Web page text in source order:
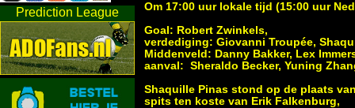
Prediction League
Om 17:00 uur lokale tijd (15:00 uur
Goal: Robert Zwinkels,
verdediging: Giovanni Troupée,
Middenveld: Danny Bakker, Lex
aanval: Sheraldo Becker, Yuning
Shaquille Pinas stond op de plaats
spits ten koste van Erik Falkenburg,